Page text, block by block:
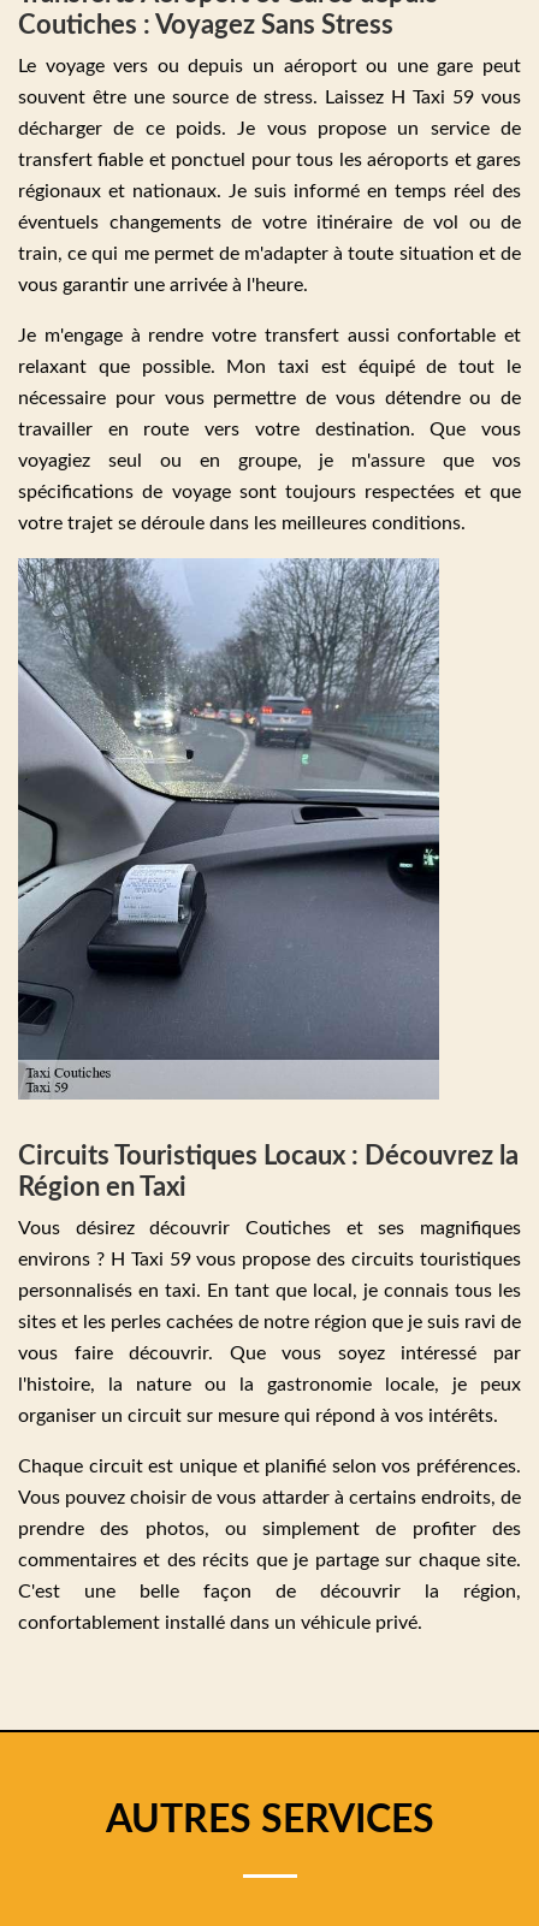
Coutiches : Voyagez Sans Stress
Le voyage vers ou depuis un aéroport ou une gare peut
souvent être une source de stress. Laissez H Taxi 59 vous
décharger de ce poids. Je vous propose un service de
transfert fiable et ponctuel pour tous les aéroports et gares
régionaux et nationaux. Je suis informé en temps réel des
éventuels changements de votre itinéraire de vol ou de
train, ce qui me permet de m'adapter à toute situation et de
vous garantir une arrivée à l'heure.
Je m'engage à rendre votre transfert aussi confortable et
relaxant que possible. Mon taxi est équipé de tout le
nécessaire pour vous permettre de vous détendre ou de
travailler en route vers votre destination. Que vous
voyagiez seul ou en groupe, je m'assure que vos
spécifications de voyage sont toujours respectées et que
votre trajet se déroule dans les meilleures conditions.
Circuits Touristiques Locaux : Découvrez la
Région en Taxi
Vous désirez découvrir Coutiches et ses magnifiques
environs ? H Taxi 59 vous propose des circuits touristiques
personnalisés en taxi. En tant que local, je connais tous les
sites et les perles cachées de notre région que je suis ravi de
vous faire découvrir. Que vous soyez intéressé par
l'histoire, la nature ou la gastronomie locale, je peux
organiser un circuit sur mesure qui répond à vos intérêts.
Chaque circuit est unique et planifié selon vos préférences.
Vous pouvez choisir de vous attarder à certains endroits, de
prendre des photos, ou simplement de profiter des
commentaires et des récits que je partage sur chaque site.
C'est une belle façon de découvrir la région,
confortablement installé dans un véhicule privé.
AUTRES SERVICES